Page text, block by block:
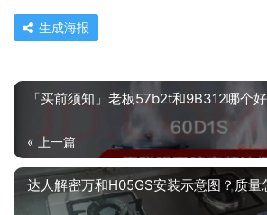
生成海报
「买前须知」老板57b2t和9B312哪个
« 上一篇
达人解密万和H05GS安装示意图？质量